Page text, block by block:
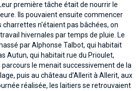
première tâche était de nourrir le
Ils pouvaient ensuite commencer
charrettes n'étaient pas bâchées, on
hivernales par temps de pluie. Le
par Alphonse Talbot, qui habitait
Autun, qui habitait rue du Prioulet,
parcours le menait successivement de la
puis au château d’Allerit à Allerit, aux
réalisée, les laitiers se retrouvaient